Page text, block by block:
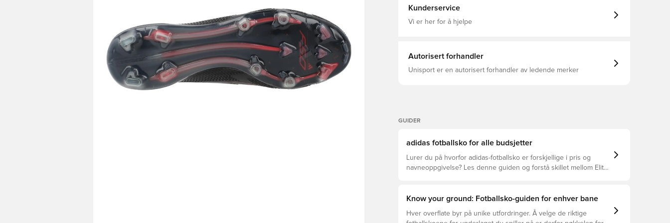
lissesystem og TPU-forsterket tunge FG-knotter for
yttersålen kan avta ved bruk.
Kunderservice
Vi er her for å hjelpe
Autorisert forhandler
Unisport er en autorisert forhandler av ledende merker
GUIDER
adidas fotballsko for alle budsjetter
Lurer du på hvorfor adidas-fotballsko er forskjellige i pris og
navneoppgivelse? Les denne guiden og forstå skillet mellom Elite,
Know your ground: Fotballsko-guiden for enhver bane
Hver overflate byr på unike utfordringer. Å velge de riktige